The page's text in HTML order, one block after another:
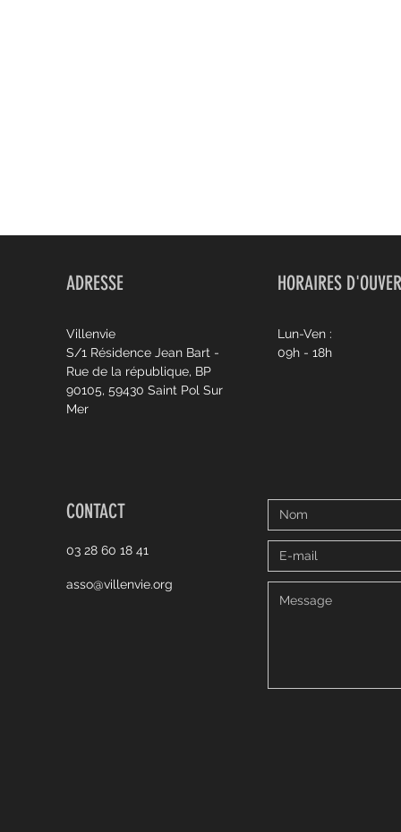
ADRESSE
Villenvie
S/1 Résidence Jean Bart -
Rue de la république, BP
90105, 59430 Saint Pol Sur
Mer
HORAIRES
Lun-Ven :
09h - 18h
CONTACT
03 28 60 18 41
asso@villenvie.org